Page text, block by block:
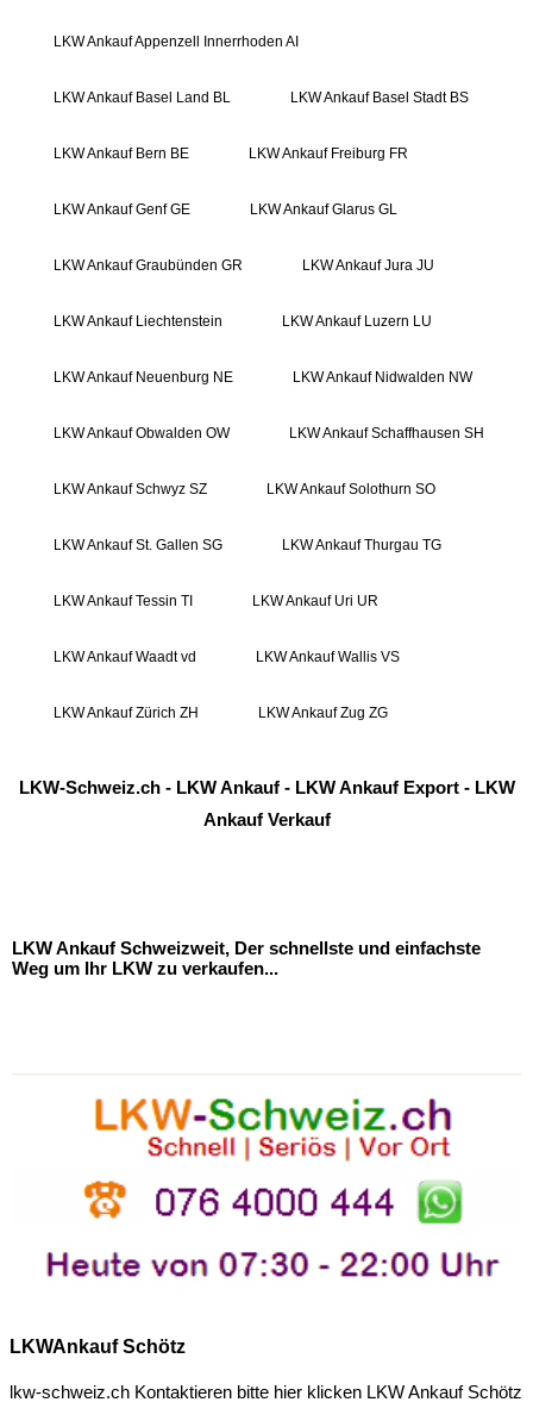
LKWAnkauf Schötz
lkw-schweiz.ch Kontaktieren bitte hier klicken LKW Ankauf Schötz